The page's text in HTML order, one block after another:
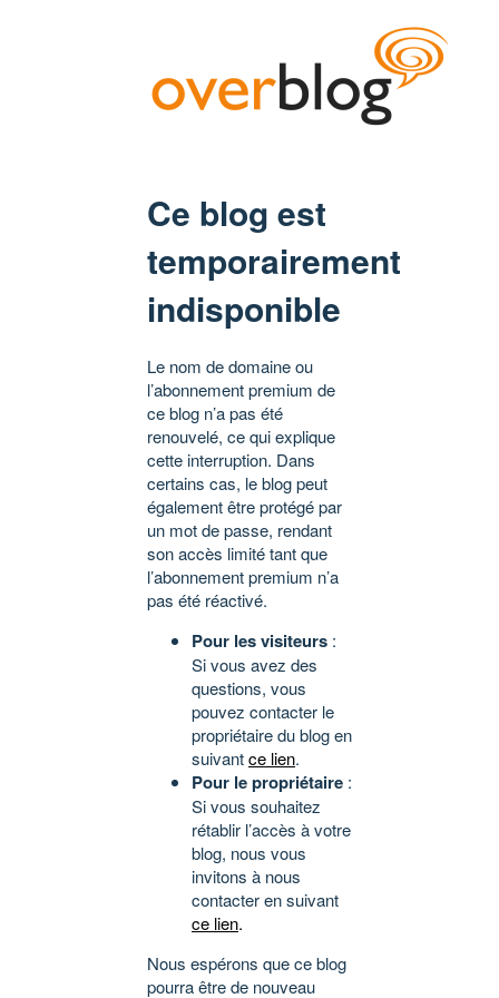
Ce blog est
temporairement
indisponible
Le nom de domaine ou
l’abonnement premium de
ce blog n’a pas été
renouvelé, ce qui explique
cette interruption. Dans
certains cas, le blog peut
également être protégé par
un mot de passe, rendant
son accès limité tant que
l’abonnement premium n’a
pas été réactivé.
Pour les visiteurs :
Si vous avez des
questions, vous
pouvez contacter le
propriétaire du blog en
suivantce lien.
Pour le propriétaire :
Si vous souhaitez
rétablir l’accès à votre
blog, nous vous
invitons à nous
contacter en suivant
ce lien.
Nous espérons que ce blog
pourra être de nouveau